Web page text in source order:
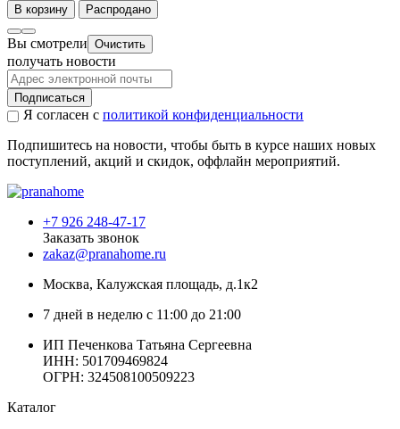
В корзину Распродано
Вы смотрели Очистить
получать новости
Подписаться
Я согласен с политикой конфиденциальности
Подпишитесь на новости, чтобы быть в курсе наших новых
поступлений, акций и скидок, оффлайн мероприятий.
+7 926 248-47-17
Заказать звонок
zakaz@pranahome.ru
Москва, Калужская площадь, д.1к2
7 дней в неделю с 11:00 до 21:00
ИП Печенкова Татьяна Сергеевна
ИНН: 501709469824
ОГРН: 324508100509223
Каталог